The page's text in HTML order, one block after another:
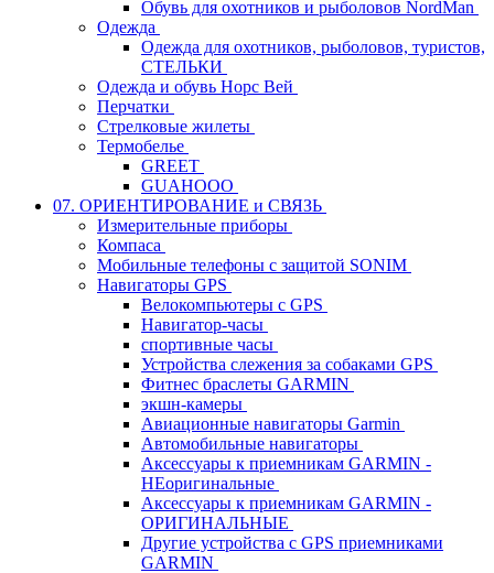
Обувь для охотников и рыболовов NordMan
Одежда
Одежда для охотников, рыболовов, туристов,
СТЕЛЬКИ
Одежда и обувь Норс Вей
Перчатки
Стрелковые жилеты
Термобелье
GREET
GUAHOOO
07. ОРИЕНТИРОВАНИЕ и СВЯЗЬ
Измерительные приборы
Компаса
Мобильные телефоны с защитой SONIM
Навигаторы GPS
Велокомпьютеры с GPS
Навигатор-часы
спортивные часы
Устройства слежения за собаками GPS
Фитнес браслеты GARMIN
экшн-камеры
Авиационные навигаторы Garmin
Автомобильные навигаторы
Аксессуары к приемникам GARMIN -
НЕоригинальные
Аксессуары к приемникам GARMIN -
ОРИГИНАЛЬНЫЕ
Другие устройства с GPS приемниками
GARMIN